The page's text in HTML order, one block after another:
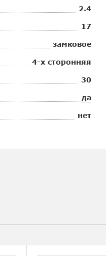
2.4
17
замковое
4-х сторонняя
30
да
нет